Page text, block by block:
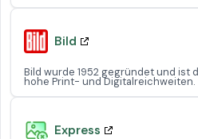
Bild
Bild wurde 1952 gegründet und ist
hohe Print- und Digitalreichweiten.
Express